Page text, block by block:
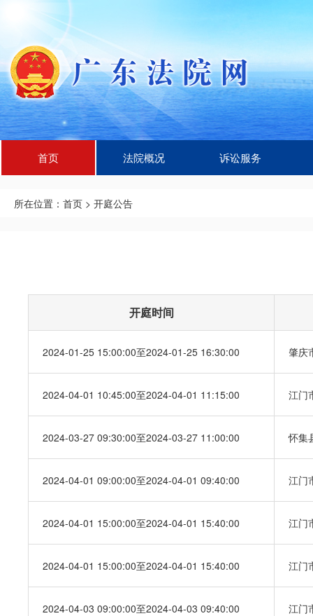
首页 法院概况 诉讼服务
所在位置： 首页 > 开庭公告
开庭时间
2024-01-25 15:00:00至2024-01-25 16:30:00 肇庆
2024-04-01 10:45:00至2024-04-01 11:15:00 江门
2024-03-27 09:30:00至2024-03-27 11:00:00 怀集
2024-04-01 09:00:00至2024-04-01 09:40:00 江门
2024-04-01 15:00:00至2024-04-01 15:40:00 江门
2024-04-01 15:00:00至2024-04-01 15:40:00 江门
2024-04-03 09:00:00至2024-04-03 09:40:00 江门